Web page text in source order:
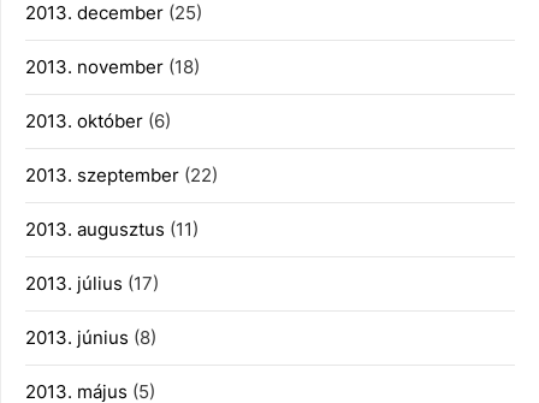
2013. december (25)
2013. november (18)
2013. október (6)
2013. szeptember (22)
2013. augusztus (11)
2013. július (17)
2013. június (8)
2013. május (5)